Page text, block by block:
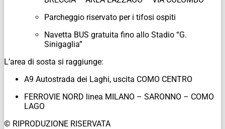
Parcheggio riservato per i tifosi ospiti
Navetta BUS gratuita fino allo Stadio “G.
Sinigaglia”
L’area di sosta si raggiunge:
A9 Autostrada dei Laghi, uscita COMO CENTRO
FERROVIE NORD linea MILANO – SARONNO – COMO
LAGO
© RIPRODUZIONE RISERVATA